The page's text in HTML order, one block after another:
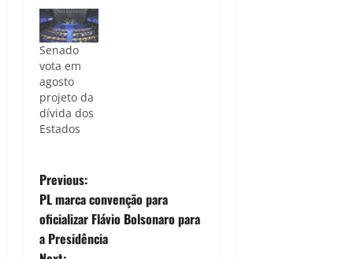
Senado
vota em
agosto
projeto da
dívida dos
Estados
P
o
s
Previous:
PL marca convenção para
oficializar Flávio Bolsonaro para
a Presidência